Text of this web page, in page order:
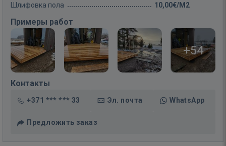
Шлифовка пола 10,00€/M2
Примеры работ
+54
Контакты
+371 *** *** 33 Эл. почта WhatsApp
Предложить заказ